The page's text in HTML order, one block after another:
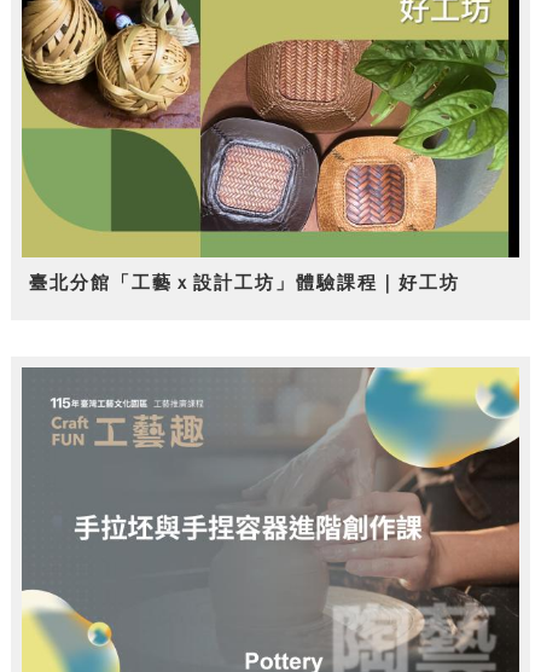
臺北分館「工藝ｘ設計工坊」體驗課程｜好工坊